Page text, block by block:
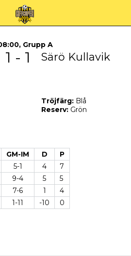
Grupp A
1 - 1 Särö Kullavik
Tröjfärg: Blå
Reserv: Grön
GM-IM D
P
5-1 4
7
9-4 5
5
7-6 1
4
1-11 -10 0